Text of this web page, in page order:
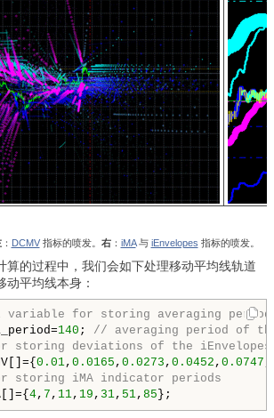
： DCMV指标的喷发。 右： iMA与 iEnvelopes 指标的喷发。
算的过程中，我们会如下处理移动平均线轨道
平均线本身：
for storing averaging
140 ; // averaging period of
deviations of the
0.01, 0.0165 , 0.0273 , 0.0452 , 0.0747
iMA indicator periods
4, 7 , 11, 19 , 31, 51, 85 };